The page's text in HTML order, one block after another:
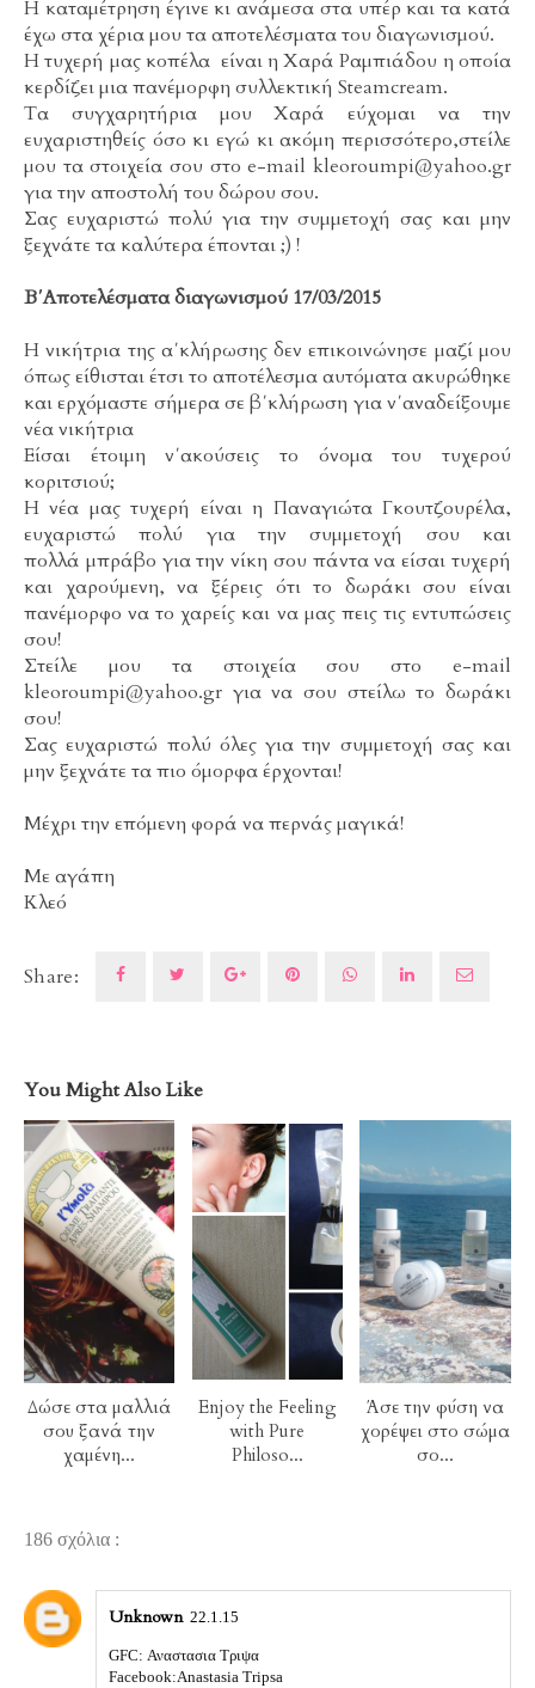
H καταμέτρηση έγινε κι ανάμεσα στα υπέρ και τα κατά
έχω στα χέρια μου τα αποτελέσματα του διαγωνισμού.
Η τυχερή μας κοπέλα είναι η Χαρά Ραμπιάδου η οποία
κερδίζει μια πανέμορφη συλλεκτική Steamcream.
Τα συγχαρητήρια μου Χαρά εύχομαι να την
ευχαριστηθείς όσο κι εγώ κι ακόμη περισσότερο,στείλε
μου τα στοιχεία σου στο e-mail kleoroumpi@yahoo.gr
για την αποστολή του δώρου σου.
Σας ευχαριστώ πολύ για την συμμετοχή σας και μην
ξεχνάτε τα καλύτερα έπονται ;) !
Β΄Αποτελέσματα διαγωνισμού 17/03/2015
Η νικήτρια της α΄κλήρωσης δεν επικοινώνησε μαζί μου
όπως είθισται έτσι το αποτέλεσμα αυτόματα ακυρώθηκε
και ερχόμαστε σήμερα σε β΄κλήρωση για ν΄αναδείξουμε
νέα νικήτρια
Είσαι έτοιμη ν΄ακούσεις το όνομα του τυχερού
κοριτσιού;
Η νέα μας τυχερή είναι η Παναγιώτα Γκουτζουρέλα,
ευχαριστώ πολύ για την συμμετοχή σου και
πολλά μπράβο για την νίκη σου πάντα να είσαι τυχερή
και χαρούμενη, να ξέρεις ότι το δωράκι σου είναι
πανέμορφο να το χαρείς και να μας πεις τις εντυπώσεις
σου!
Στείλε μου τα στοιχεία σου στο e-mail
kleoroumpi@yahoo.gr για να σου στείλω το δωράκι
σου!
Σας ευχαριστώ πολύ όλες για την συμμετοχή σας και
μην ξεχνάτε τα πιο όμορφα έρχονται!
Μέχρι την επόμενη φορά να περνάς μαγικά!
Με αγάπη
Κλεό
Share:
You Might Also Like
Δώσε στα μαλλιά
σου ξανά την
χαμένη...
Enjoy the Feeling
with Pure
Philoso...
Άσε την φύση να
χορέψει στο σώμα
σο...
186 σχόλια :
Unknown 22.1.15
GFC: Αναστασια Τριψα
Facebook:Anastasia Tripsa